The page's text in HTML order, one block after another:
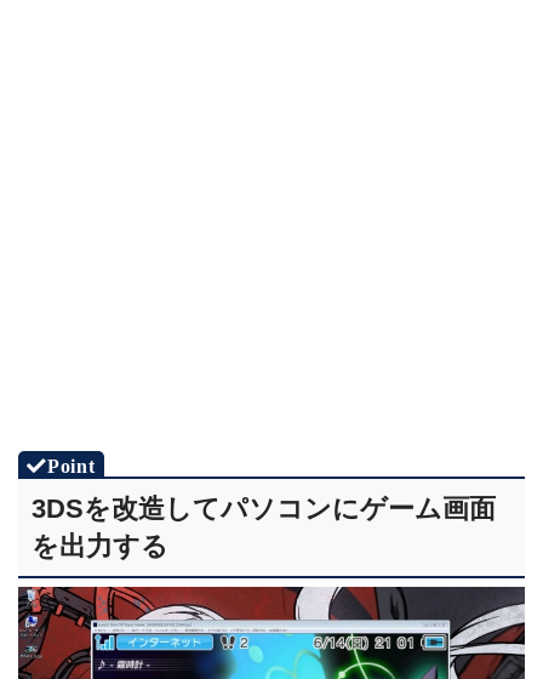
3DSを改造してパソコンにゲーム画面
を出力する